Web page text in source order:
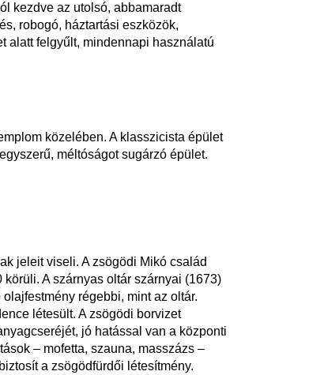
kezdve az utolsó, abbamaradt
robogó, háztartási eszközök,
alatt felgyűlt, mindennapi használatú
közelében. A klasszicista épület
méltóságot sugárzó épület.
jeleit viseli. A zsögödi Mikó család
A szárnyas oltár szárnyai (1673)
régebbi, mint az oltár.
létesült. A zsögödi borvizet
jó hatással van a központi
– mofetta, szauna, masszázs –
a zsögödfürdői létesítmény.